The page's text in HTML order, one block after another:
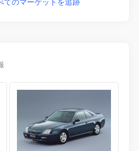
のマーケットを追跡